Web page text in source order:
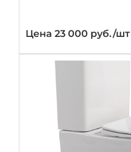
Цена 23 000 руб./шт